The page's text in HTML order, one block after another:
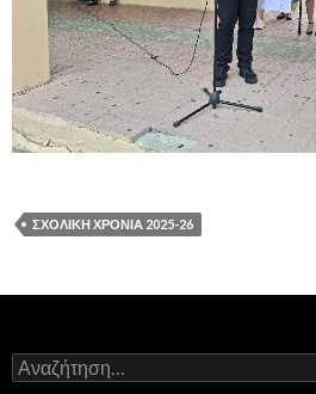
ΣΧΟΛΙΚΗ ΧΡΟΝΙΑ 2025-26
Α
ν